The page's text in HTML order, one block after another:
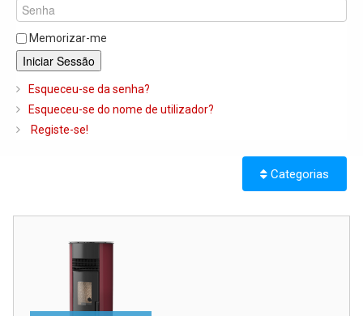
Termoacumuladores e Depósitos de Inércia
Ar Condicionado
Caldeiras e Queimadores
Biomassa
Radiadores e Ventiloconvetores
Depósitos de Gasóleo e Água
Regulação e Controlo
Complementos de Instalação
Memorizar-me
Iniciar Sessão
Esqueceu-se da senha?
Esqueceu-se do nome de utilizador?
Registe-se!
Categorias